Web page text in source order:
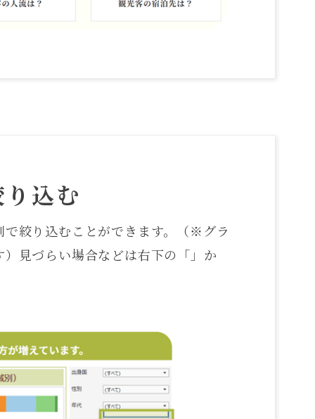
込む
絞り込むことができます。（※グラ
見づらい場合などは右下の「」か